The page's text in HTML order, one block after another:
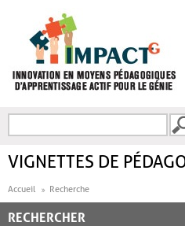
FORMULAIRE DE
VIGNETTES DE
Accueil Recherche
RECHERCHER